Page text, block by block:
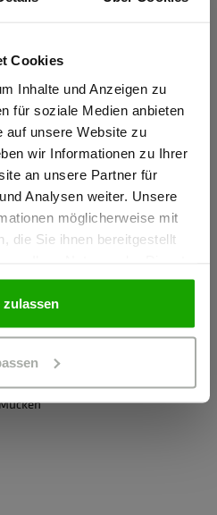
Cookies
Inhalte und Anzeigen zu
für soziale Medien anbieten
auf unsere Website zu
wir Informationen zu Ihrer
an unsere Partner für
Analysen weiter. Unsere
möglicherweise mit
die Sie ihnen bereitgestellt
zulassen
Passform
Sichtbarkeit
Einstein-Strasse 1, 86830
Sie
bin. Alle
netto ausgewiesen.